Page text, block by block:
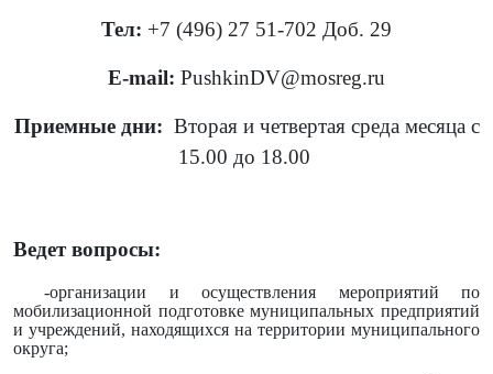
Тел: +7 (496) 27 51-702 Доб. 29
E-mail: PushkinDV@mosreg.ru
Приемные дни: Вторая и четвертая среда месяца с
15.00 до 18.00
Ведет вопросы:
-организации и осуществления мероприятий по
мобилизационной подготовке муниципальных предприятий
и учреждений, находящихся на территории муниципального
округа;